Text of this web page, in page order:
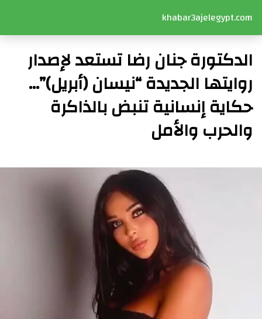
khabar3ajelegypt.com
الدكتورة جنان رضا تستعد لإصدار
روايتها الجديدة “نيسان (أبريل)”…
حكاية إنسانية تنبض بالذاكرة
والحرب والأمل